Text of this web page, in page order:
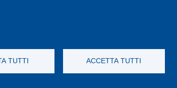
TUTTI ACCETTA TUTTI